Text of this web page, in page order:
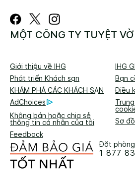
MỘT CÔNG TY TUYỆT
Giới thiệu về IHG
IHG
Phát triển Khách sạn
Bạn
KHÁM PHÁ CÁC KHÁCH SẠN
Điều
AdChoices
Không bán hoặc chia sẻ
thông tin cá nhân của tôi
Sơ
Feedback
Đặt
1 877